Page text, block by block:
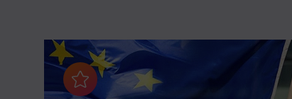
Aggiungi ai preferiti